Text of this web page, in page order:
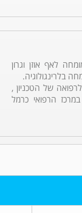
לאף אוזן וגרון
בלרינגולוגיה.
של הטכניון ,
הרפואי כרמל